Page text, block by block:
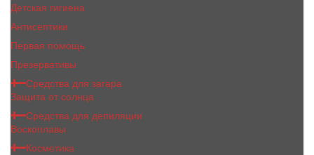
Детская гигиена
Антисептики
Первая помощь
Презервативы
Средства для загара
Защита от солнца
Средства для депиляции
Воскоплавы
Косметика